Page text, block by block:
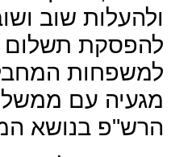
ולהעלות שוב
להפסקת תשלום
למשפחות
מגעיה עם
הרש"פ בנושא